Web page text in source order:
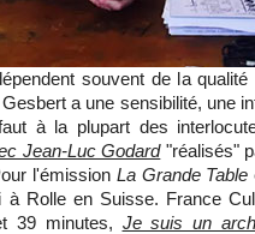
souvent de la
a une sensibilité, une
à la plupart des
Jean-Luc Godard"réalisés"
l'émission La Grande Table
à Rolle en Suisse. France
39 minutes, Je suis un